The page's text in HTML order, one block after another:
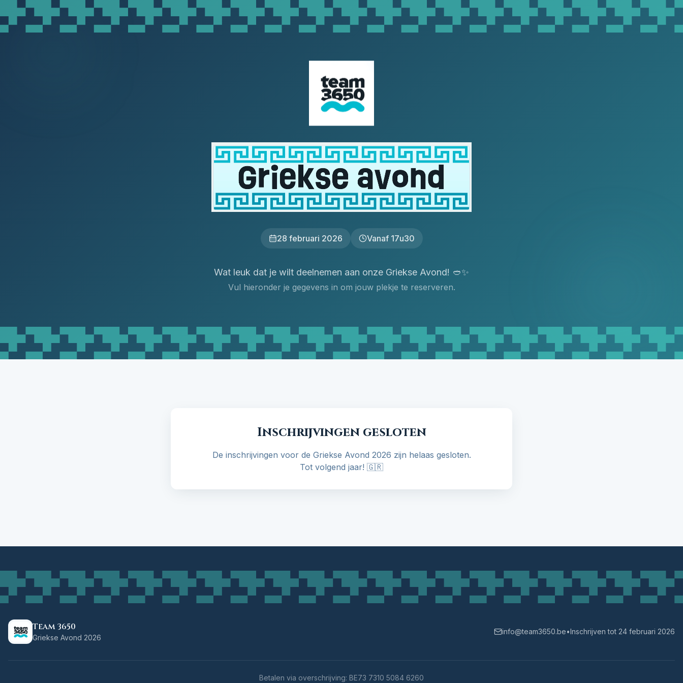
28 februari 2026 Vanaf 17u30
Wat leuk dat je wilt deelnemen aan onze Griekse Avond! 🥙✨
Vul hieronder je gegevens in om jouw plekje te reserveren.
Inschrijvingen gesloten
De inschrijvingen voor de Griekse Avond 2026 zijn helaas gesloten.
Tot volgend jaar! 🇬🇷
Team 3650
Griekse Avond 2026
info@team3650.be•Inschrijven tot 24 februari 2026
Betalen via overschrijving: BE73 7310 5084 6260